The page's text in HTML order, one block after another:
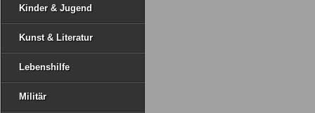
Kinder & Jugend
Kunst & Literatur
Lebenshilfe
Militär